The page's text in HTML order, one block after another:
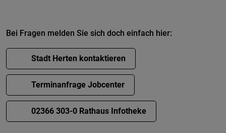
Bei Fragen melden Sie sich doch einfach hier:
Stadt Herten kontaktieren
Terminanfrage Jobcenter
02366 303-0 Rathaus Infotheke